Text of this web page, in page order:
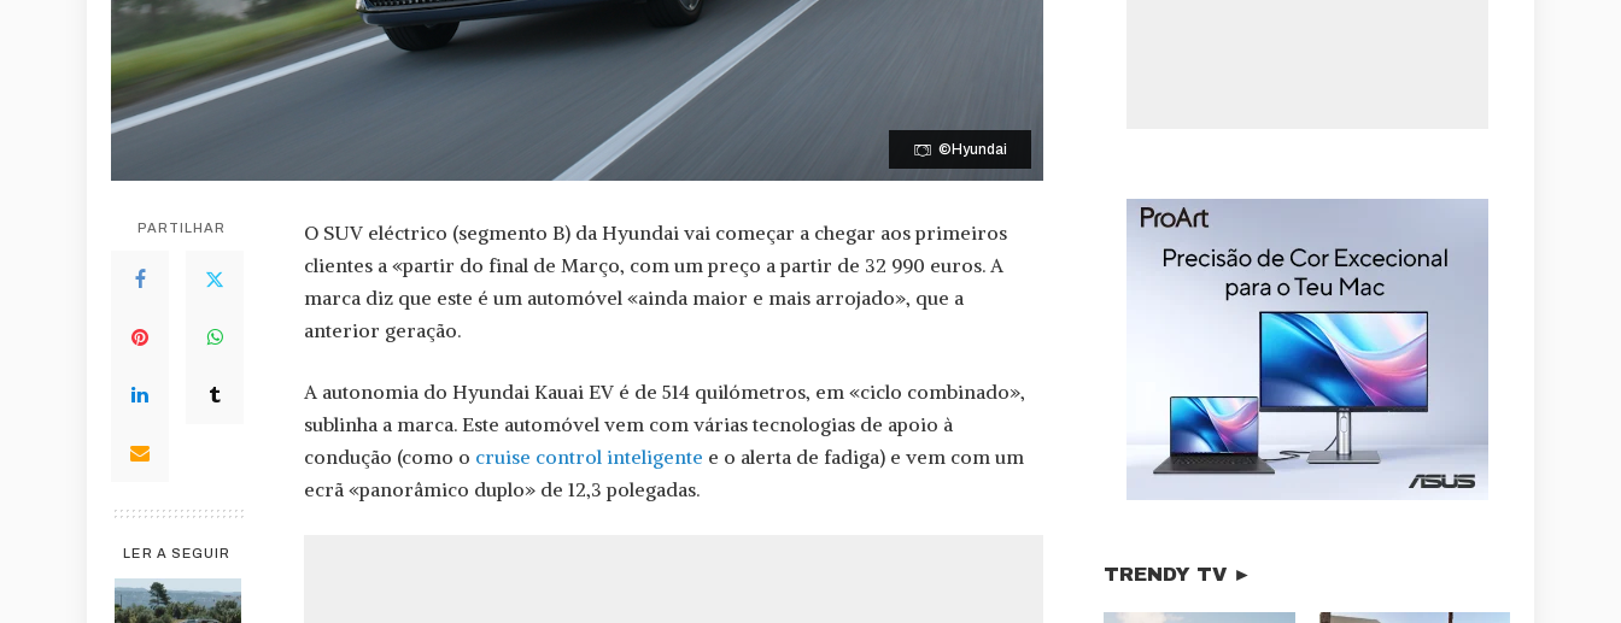
©Hyundai
PARTILHAR
LER A SEGUIR
O SUV eléctrico (segmento B) da Hyundai vai começar a chegar aos primeiros
clientes a «partir do final de Março, com um preço a partir de 32 990 euros. A
marca diz que este é um automóvel «ainda maior e mais arrojado», que a
anterior geração.
A autonomia do Hyundai Kauai EV é de 514 quilómetros, em «ciclo combinado»,
sublinha a marca. Este automóvel vem com várias tecnologias de apoio à
condução (como o cruise control inteligente e o alerta de fadiga) e vem com um
ecrã «panorâmico duplo» de 12,3 polegadas.
TRENDY TV ►